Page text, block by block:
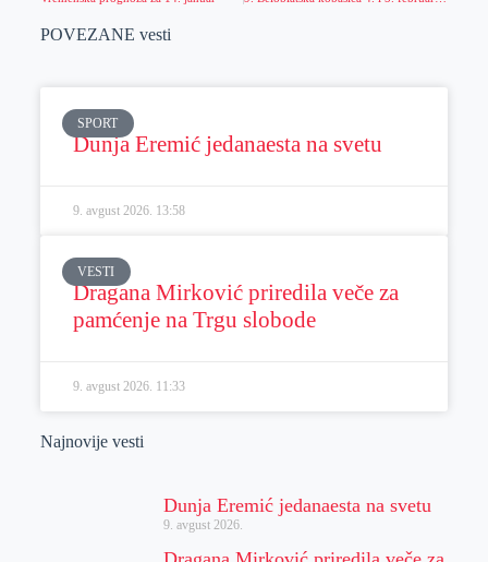
POVEZANE vesti
SPORT
Dunja Eremić jedanaesta na svetu
9. avgust 2026. 13:58
VESTI
Dragana Mirković priredila veče za
pamćenje na Trgu slobode
9. avgust 2026. 11:33
Najnovije vesti
Dunja Eremić jedanaesta na svetu
9. avgust 2026.